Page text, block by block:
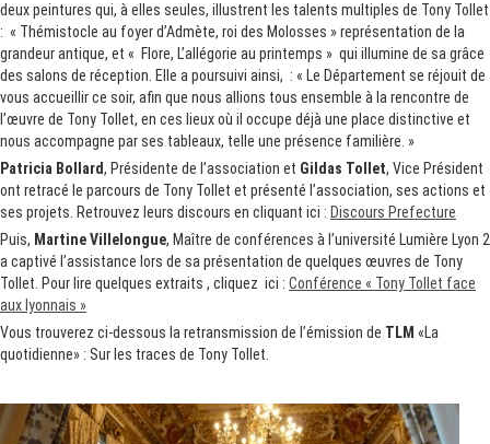
deux peintures qui, à elles seules, illustrent les talents multiples de Tony Tollet
: « Thémistocle au foyer d’Admète, roi des Molosses » représentation de la
grandeur antique, et « Flore, L’allégorie au printemps » qui illumine de sa grâce
des salons de réception. Elle a poursuivi ainsi, : « Le Département se réjouit de
vous accueillir ce soir, afin que nous allions tous ensemble à la rencontre de
l’œuvre de Tony Tollet, en ces lieux où il occupe déjà une place distinctive et
nous accompagne par ses tableaux, telle une présence familière. »
Patricia Bollard, Présidente de l’association et Gildas Tollet, Vice Président
ont retracé le parcours de Tony Tollet et présenté l’association, ses actions et
ses projets. Retrouvez leurs discours en cliquant ici : Discours Prefecture
Puis, Martine Villelongue, Maître de conférences à l’université Lumière Lyon 2
a captivé l’assistance lors de sa présentation de quelques œuvres de Tony
Tollet. Pour lire quelques extraits , cliquez ici : Conférence « Tony Tollet face
aux lyonnais »
Vous trouverez ci-dessous la retransmission de l’émission de TLM «La
quotidienne» : Sur les traces de Tony Tollet.